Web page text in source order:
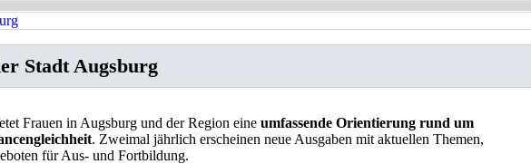
Stadt Augsburg
Frauen in Augsburg und der Region eine umfassende Orientierung rund um
. Zweimal jährlich erscheinen neue Ausgaben mit aktuellen Themen,
für Aus- und Fortbildung.